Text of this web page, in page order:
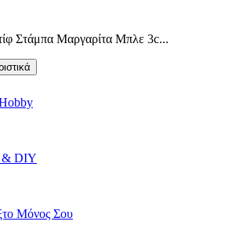
Στάμπα Μαργαρίτα Μπλε 3c...
& DIY
Μόνος Σου